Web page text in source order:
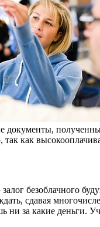
как
безоблачного
сдавая
за какие деньги.